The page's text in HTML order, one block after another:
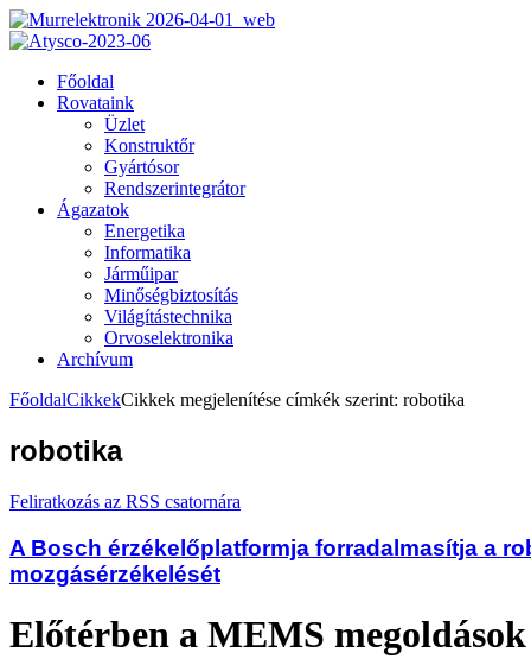
Főoldal
Rovataink
Üzlet
Konstruktőr
Gyártósor
Rendszerintegrátor
Ágazatok
Energetika
Informatika
Járműipar
Minőségbiztosítás
Világítástechnika
Orvoselektronika
Archívum
FőoldalCikkekCikkek megjelenítése címkék szerint: robotika
robotika
Feliratkozás az RSS csatornára
A Bosch érzékelőplatformja forradalmasítja a
mozgásérzékelését
Előtérben a MEMS megoldások